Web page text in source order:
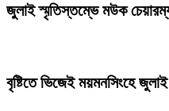
জুলাই স্মৃতিস্তম্ভে মউক
বৃষ্টিতে ভিজেই ময়মনসিংহে